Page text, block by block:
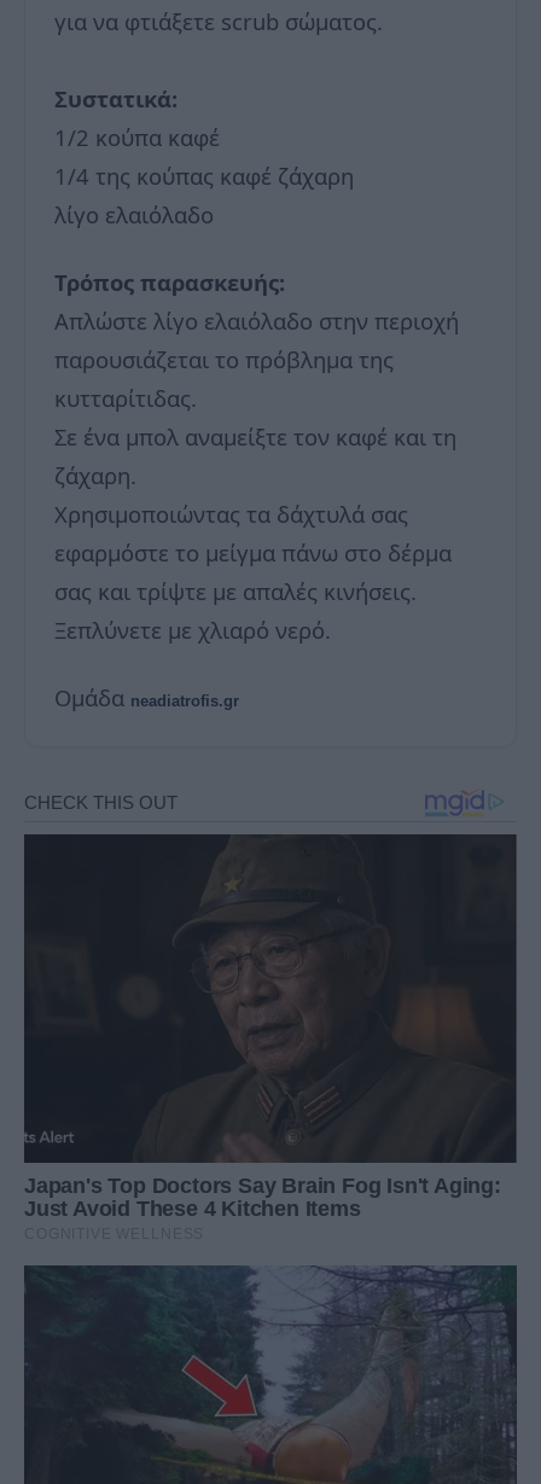
για να φτιάξετε scrub σώματος.
Συστατικά:
1/2 κούπα καφέ
1/4 της κούπας καφέ ζάχαρη
λίγο ελαιόλαδο
Τρόπος παρασκευής:
Απλώστε λίγο ελαιόλαδο στην περιοχή
παρουσιάζεται το πρόβλημα της
κυτταρίτιδας.
Σε ένα μπολ αναμείξτε τον καφέ και τη
ζάχαρη.
Χρησιμοποιώντας τα δάχτυλά σας
εφαρμόστε το μείγμα πάνω στο δέρμα
σας και τρίψτε με απαλές κινήσεις.
Ξεπλύνετε με χλιαρό νερό.
Ομάδα neadiatrofis.gr